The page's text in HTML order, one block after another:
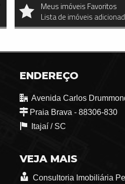
Meus imóveis Favoritos
Lista de imóveis
ENDEREÇO
Avenida Carlos
Praia Brava - 88306-830
Itajaí / SC
VEJA MAIS
Consultoria Imobiliária